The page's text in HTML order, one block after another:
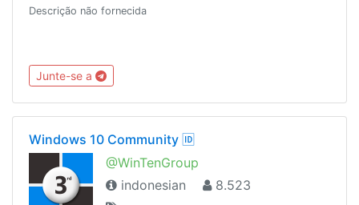
Descrição não fornecida
Junte-se a
Windows 10 Community 🆔
@WinTenGroup
indonesian
8.523